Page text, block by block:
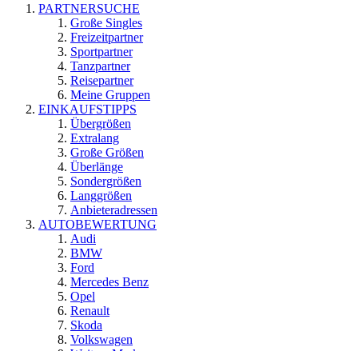
PARTNERSUCHE
Große Singles
Freizeitpartner
Sportpartner
Tanzpartner
Reisepartner
Meine Gruppen
EINKAUFSTIPPS
Übergrößen
Extralang
Große Größen
Überlänge
Sondergrößen
Langgrößen
Anbieteradressen
AUTOBEWERTUNG
Audi
BMW
Ford
Mercedes Benz
Opel
Renault
Skoda
Volkswagen